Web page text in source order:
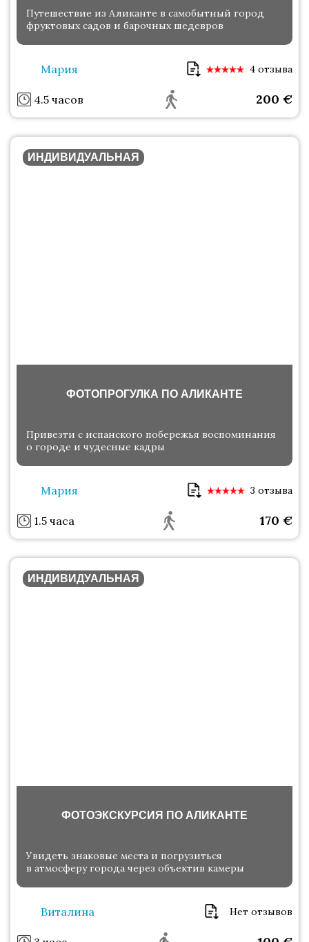
Путешествие из Аликанте в самобытный город
фруктовых садов и барочных шедевров
Мария 4 отзыва
4.5 часов 200 €
ИНДИВИДУАЛЬНАЯ
ФОТОПРОГУЛКА ПО АЛИКАНТЕ
Привезти с испанского побережья воспоминания
о городе и чудесные кадры
Мария 3 отзыва
1.5 часа 170 €
ИНДИВИДУАЛЬНАЯ
ФОТОЭКСКУРСИЯ ПО АЛИКАНТЕ
Увидеть знаковые места и погрузиться
в атмосферу города через объектив камеры
Виталина Нет отзывов